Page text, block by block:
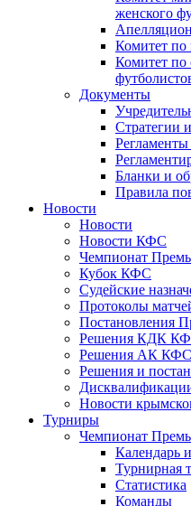
женского
Комитет по
Комитет по
Документы
Стратегии
Бланки и
Правила
Новости
Новости
Новости КФС
Чемпионат
Кубок КФС
Судейские
Протоколы
Постановления
Решения КДК
Решения АК КФС
Решения и
Новости
Турниры
Чемпионат
Календарь
Турнирная
Статистика
Команды